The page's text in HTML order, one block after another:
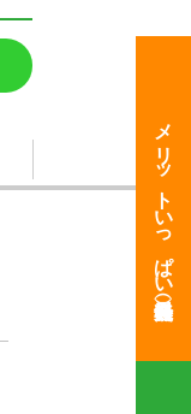
メリットいっぱい